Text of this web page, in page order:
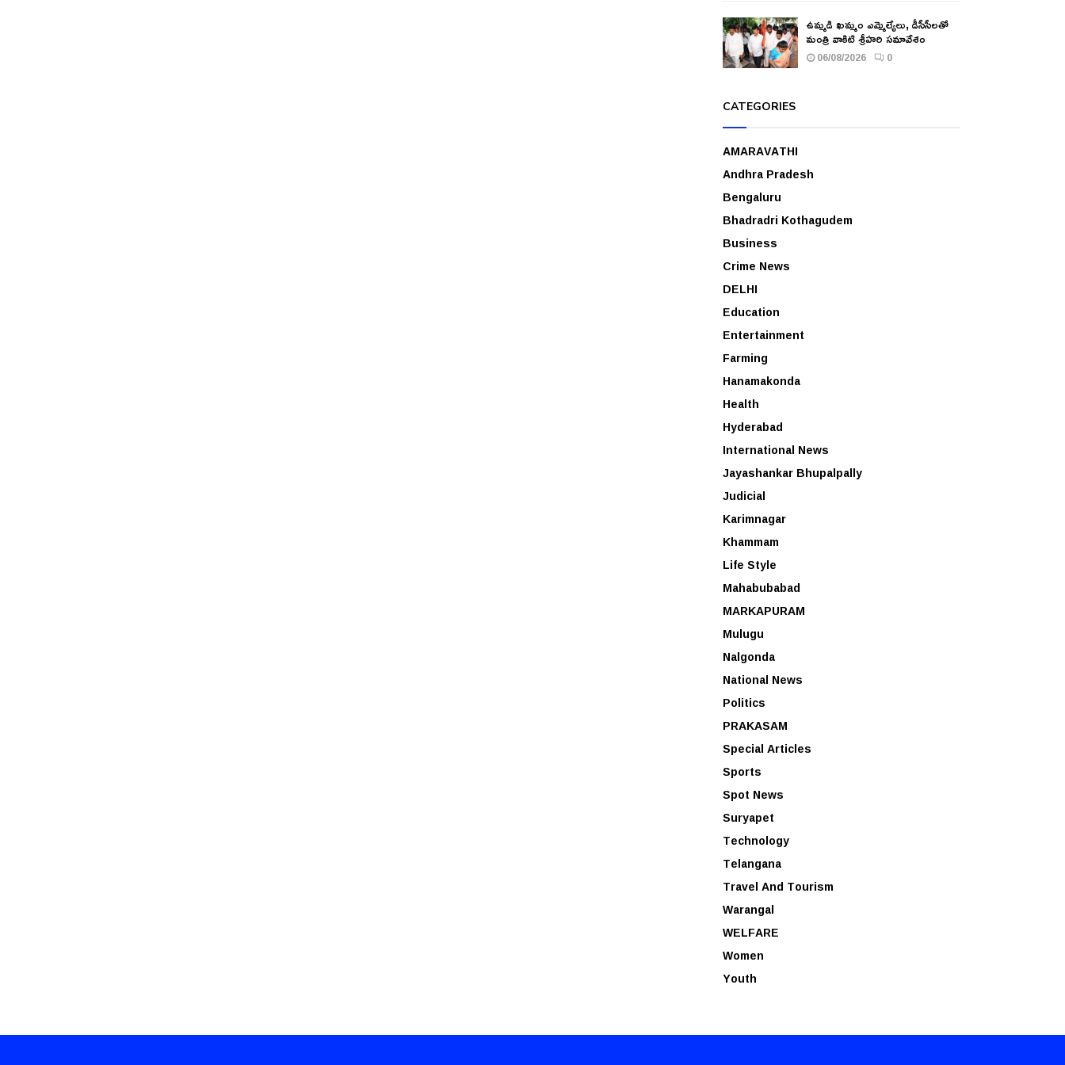
ఉమ్మడి ఖమ్మం ఎమ్మెల్యేలు, డీసీసీలతో
మంత్రి వాకిటి శ్రీహరి సమావేశం
06/08/2026 0
CATEGORIES
AMARAVATHI
Andhra Pradesh
Bengaluru
Bhadradri Kothagudem
Business
Crime News
DELHI
Education
Entertainment
Farming
Hanamakonda
Health
Hyderabad
International News
Jayashankar Bhupalpally
Judicial
Karimnagar
Khammam
Life Style
Mahabubabad
MARKAPURAM
Mulugu
Nalgonda
National News
Politics
PRAKASAM
Special Articles
Sports
Spot News
Suryapet
Technology
Telangana
Travel And Tourism
Warangal
WELFARE
Women
Youth